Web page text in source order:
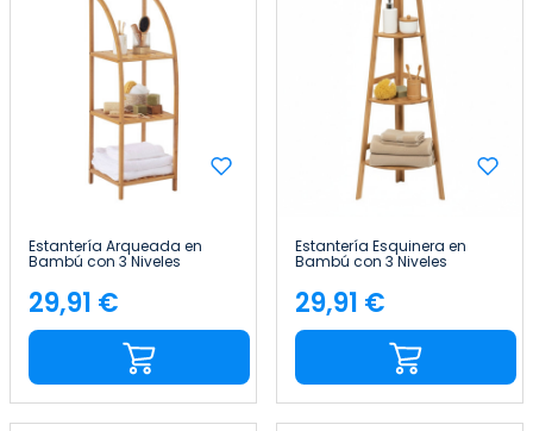
Estantería Arqueada en
Bambú con 3 Niveles
Thinia Home
Precio
29,91 €
Estantería Esquinera en
Bambú con 3 Niveles
Thinia Home
Precio
29,91 €